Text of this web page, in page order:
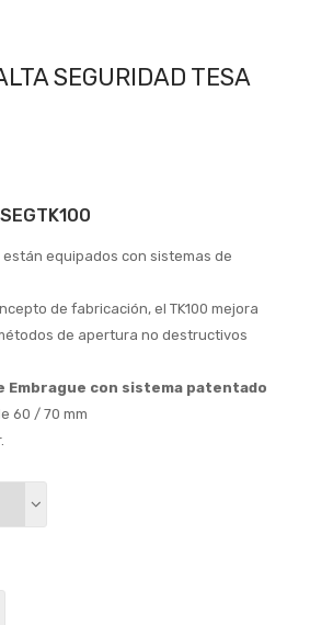
SEGURIDAD TESA
están equipados con sistemas de
de fabricación, el TK100 mejora
de apertura no destructivos
Embrague con sistema patentado
60 / 70 mm